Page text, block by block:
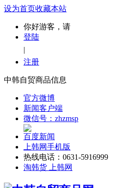
设为首页收藏本站
你好游客，请
登陆
|
注册
中韩自贸商品信息
官方微博
新闻客户端
微信号：zhzmsp
百度新闻
上韩网手机版
热线电话：0631-5916999
淘韩货 上韩网